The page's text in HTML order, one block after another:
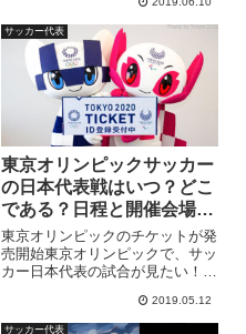
数多く登場しました。その中でも
特に注目されているのがバルセロ
ナのカンテラ出身「久保建英」選
手です。久保建英...
サッカー代表
東京オリンピックサッカー
の日本代表戦はいつ？どこ
である？日程と開催会場予
想！【東京五輪サッカー】
東京オリンピックのチケットが発
売開始東京オリンピックで、サッ
カー日本代表の試合が見たい！！
2019年5月9日に東京オリンピッ
クの観戦チケットが発売開始され
2019.05.12
サッカー代表